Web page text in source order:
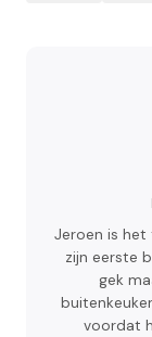
Jeroen is
zijn eerste
gek
voordat